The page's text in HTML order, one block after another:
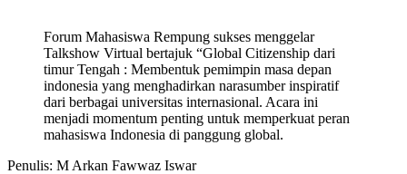
Forum Mahasiswa Rempung sukses menggelar
Talkshow Virtual bertajuk “Global Citizenship dari
timur Tengah : Membentuk pemimpin masa depan
indonesia yang menghadirkan narasumber inspiratif
dari berbagai universitas internasional. Acara ini
menjadi momentum penting untuk memperkuat peran
mahasiswa Indonesia di panggung global.
Penulis: M Arkan Fawwaz Iswar